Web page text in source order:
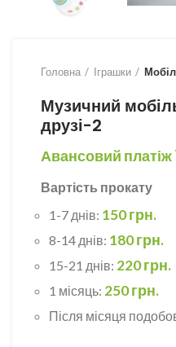
Головна Іграшки
Музичний
друзі-2
Авансовий платіж
Вартість прокату
1-7 днів: 150 грн.
8-14 днів: 180 грн.
15-21 днів: 220 грн.
1 місяць: 250 грн.
Після місяця